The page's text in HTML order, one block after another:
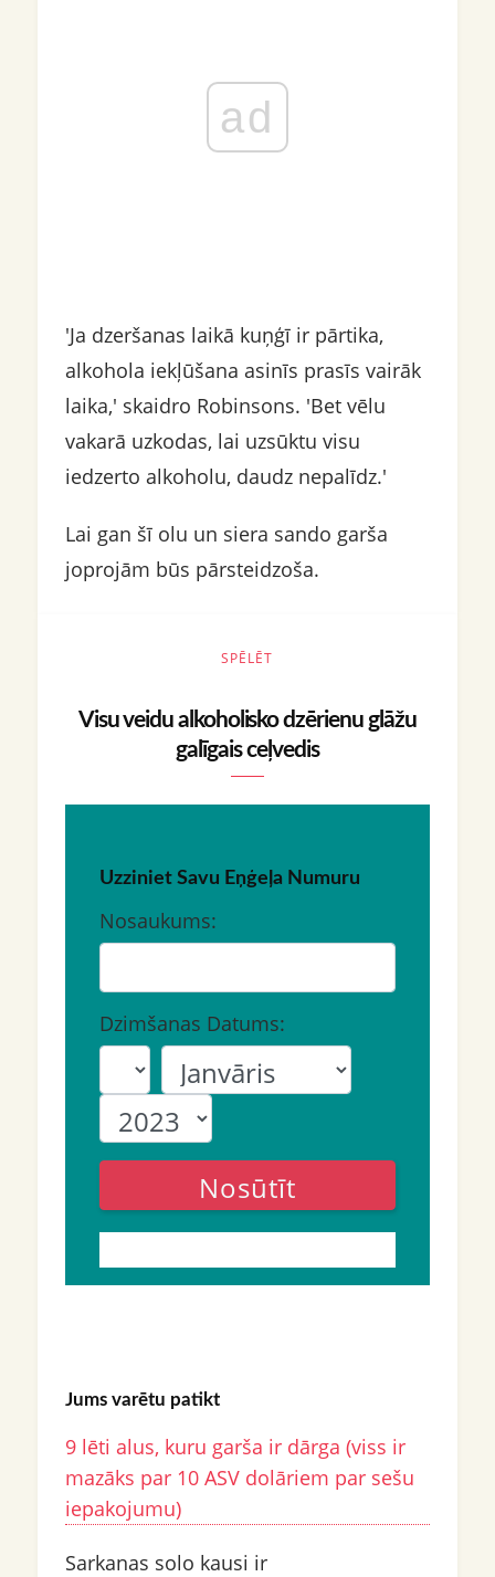
ad
'Ja dzeršanas laikā kuņģī ir pārtika,
alkohola iekļūšana asinīs prasīs vairāk
laika,' skaidro Robinsons. 'Bet vēlu
vakarā uzkodas, lai uzsūktu visu
iedzerto alkoholu, daudz nepalīdz.'
Lai gan šī olu un siera sando garša
joprojām būs pārsteidzoša.
SPĒLĒT
Visu veidu alkoholisko dzērienu glāžu
galīgais ceļvedis
Uzziniet Savu Eņģeļa Numuru
Nosaukums:
Dzimšanas Datums:
Nosūtīt
Jums varētu patikt
9 lēti alus, kuru garša ir dārga (viss ir
mazāks par 10 ASV dolāriem par sešu
iepakojumu)
Sarkanas solo kausi ir